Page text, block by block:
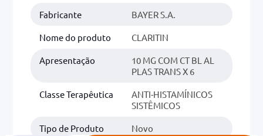
Fabricante BAYER S.A.
Nome do produto CLARITIN
Apresentação
10 MG COM CT BL AL
PLAS TRANS X 6
Classe Terapêutica
ANTI-HISTAMÍNICOS
SISTÊMICOS
Tipo de Produto Novo